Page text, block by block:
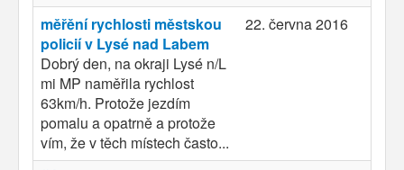
měřění rychlosti městskou
policií v Lysé nad Labem
Dobrý den, na okraji Lysé n/L
mi MP naměřila rychlost
63km/h. Protože jezdím
pomalu a opatrně a protože
vím, že v těch místech často...
22. června 2016